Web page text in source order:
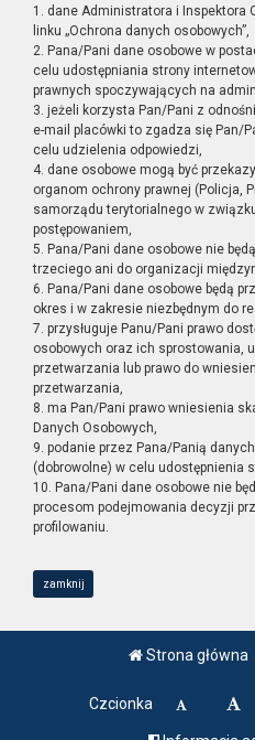
1. dane Administratora i Inspektora
linku „Ochrona danych osobowych”,
2. Pana/Pani dane osobowe w
celu udostępniania strony
prawnych spoczywających na
3. jeżeli korzysta Pan/Pani z
e-mail placówki to zgadza się Pan/
celu udzielenia odpowiedzi,
4. dane osobowe mogą być
organom ochrony prawnej (Policja,
samorządu terytorialnego w
postępowaniem,
5. Pana/Pani dane osobowe nie
trzeciego ani do organizacji
6. Pana/Pani dane osobowe będą
okres i w zakresie niezbędnym do
7. przysługuje Panu/Pani prawo
osobowych oraz ich sprostowania,
przetwarzania lub prawo do
przetwarzania,
8. ma Pan/Pani prawo wniesienia
Danych Osobowych,
9. podanie przez Pana/Panią
(dobrowolne) w celu udostępnienia
10. Pana/Pani dane osobowe nie
procesom podejmowania decyzji
profilowaniu.
zamknij
Strona główna
Czcionka